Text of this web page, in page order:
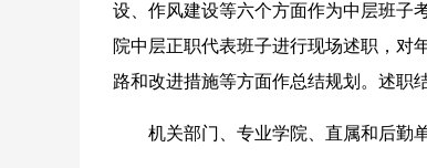
设、作风建设等六个方面作为中层班子
院中层正职代表班子进行现场述职，对
路和改进措施等方面作总结规划。述职
机关部门、专业学院、直属和后勤单